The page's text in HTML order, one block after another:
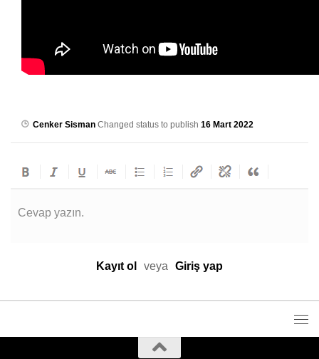
Cenker Sisman Changed status to publish 16 Mart 2022
Cevap yazın.
Kayıt ol veya Giriş yap